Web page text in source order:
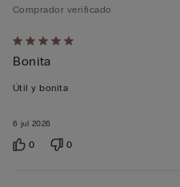
Calificación
de
5
5
6 jul 2026
Comprador verificado
Bonita
Útil y bonita
0 0